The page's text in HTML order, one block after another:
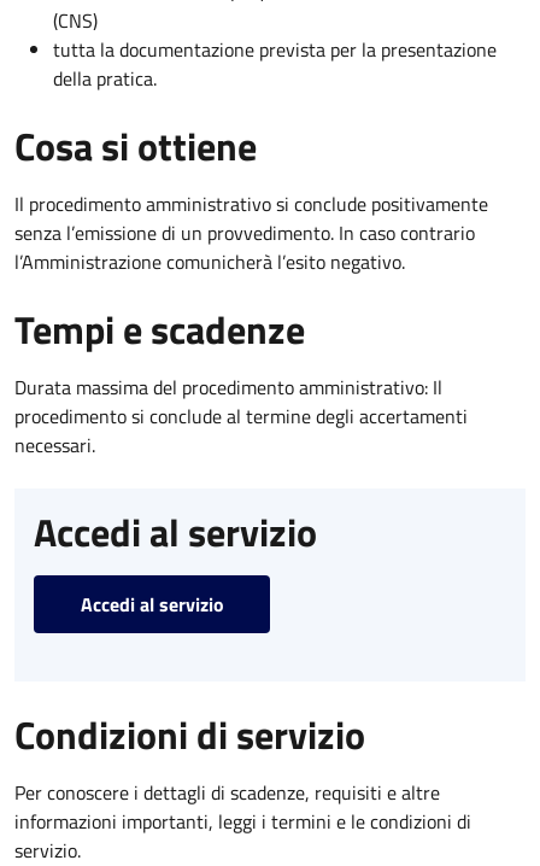
(CNS)
tutta la documentazione prevista per la presentazione
della pratica.
Cosa si ottiene
Il procedimento amministrativo si conclude positivamente
senza l’emissione di un provvedimento. In caso contrario
l’Amministrazione comunicherà l’esito negativo.
Tempi e scadenze
Durata massima del procedimento amministrativo: Il
procedimento si conclude al termine degli accertamenti
necessari.
Accedi al servizio
Accedi al servizio
Condizioni di servizio
Per conoscere i dettagli di scadenze, requisiti e altre
informazioni importanti, leggi i termini e le condizioni di
servizio.